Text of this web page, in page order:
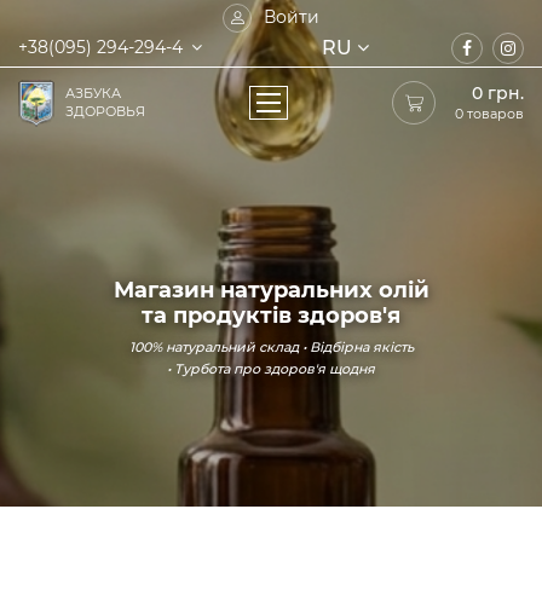
Войти
+38(095) 294-294-4
RU
АЗБУКА
ЗДОРОВЬЯ
0 грн.
0 товаров
Магазин натуральних олій
та продуктів здоров'я
100% натуральний склад • Відбірна якість
• Турбота про здоров'я щодня